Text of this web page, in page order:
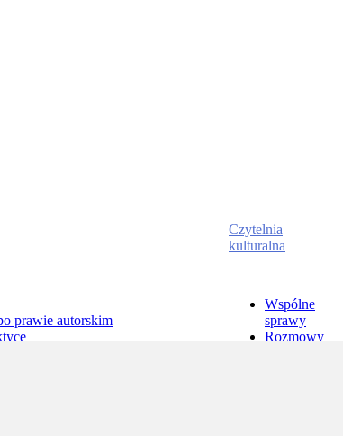
Czytelnia
kulturalna
prawie autorskim
Wspólne
sprawy
Rozmowy